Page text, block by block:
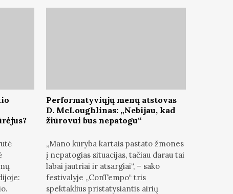
Performatyviųjų menų atstovas
D. McLoughlinas: „Nebijau, kad
žiūrovui bus nepatogu“
„Mano kūryba kartais pastato žmones
į nepatogias situacijas, tačiau darau tai
labai jautriai ir atsargiai“, – sako
festivalyje „ConTempo“ tris
spektaklius pristatysiantis airių